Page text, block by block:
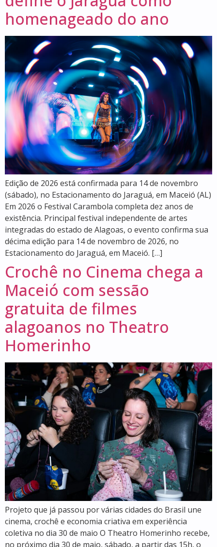
homenageado do ano
Edição de 2026 está confirmada para 14 de novembro
(sábado), no Estacionamento do Jaraguá, em Maceió (AL)
Em 2026 o Festival Carambola completa dez anos de
existência. Principal festival independente de artes
integradas do estado de Alagoas, o evento confirma sua
décima edição para 14 de novembro de 2026, no
Estacionamento do Jaraguá, em Maceió. […]
Crochê no Cinema chega a
Maceió com sessão
gratuita de filmes
alagoanos no Theatro
Homerinho
Projeto que já passou por várias cidades do Brasil une
cinema, crochê e economia criativa em experiência
coletiva no dia 30 de maio O Theatro Homerinho recebe,
no próximo dia 30 de maio, sábado, a partir das 15h, o